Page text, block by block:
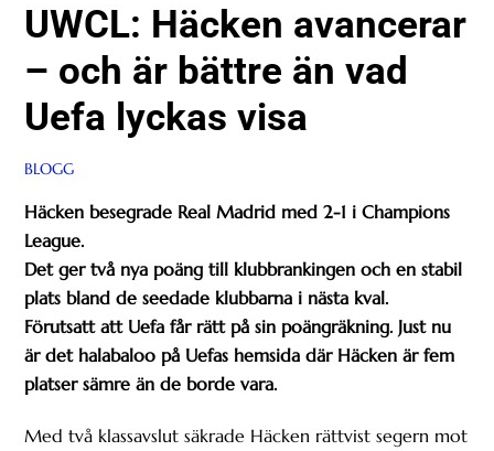
UWCL: Häcken avancerar
– och är bättre än vad
Uefa lyckas visa
BLOGG
Häcken besegrade Real Madrid med 2-1 i Champions
League.
Det ger två nya poäng till klubbrankingen och en stabil
plats bland de seedade klubbarna i nästa kval.
Förutsatt att Uefa får rätt på sin poängräkning. Just nu
är det halabaloo på Uefas hemsida där Häcken är fem
platser sämre än de borde vara.
Med två klassavslut säkrade Häcken rättvist segern mot